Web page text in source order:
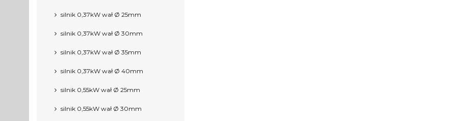
silnik 0,37kW wał Ø 25mm
silnik 0,37kW wał Ø 30mm
silnik 0,37kW wał Ø 35mm
silnik 0,37kW wał Ø 40mm
silnik 0,55kW wał Ø 25mm
silnik 0,55kW wał Ø 30mm